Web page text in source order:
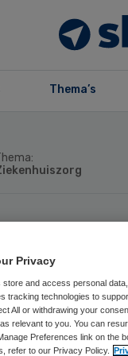
Thema’s
Privacy
store and access personal
tracking technologies to
All or withdrawing your
relevant to you. You can
Preferences link on the
refer to our Privacy Policy.